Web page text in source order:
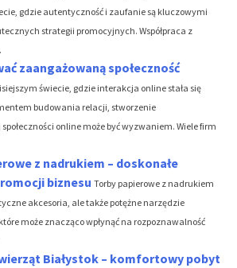
gdzie autentyczność i zaufanie są kluczowymi
strategii promocyjnych. Współpraca z
zaangażowaną społeczność
świecie, gdzie interakcja online stała się
budowania relacji, stworzenie
online może być wyzwaniem. Wiele firm
z nadrukiem – doskonałe
biznesu Torby papierowe z nadrukiem
akcesoria, ale także potężne narzędzie
może znacząco wpłynąć na rozpoznawalność
Białystok – komfortowy pobyt